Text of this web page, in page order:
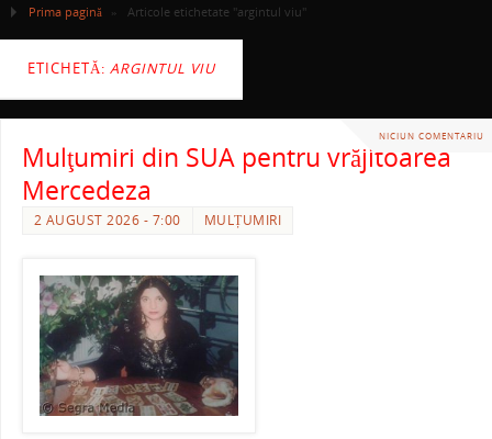
Prima pagină » Articole etichetate "argintul viu"
ETICHETĂ: ARGINTUL VIU
NICIUN COMENTARIU
Mulţumiri din SUA pentru vrăjitoarea
Mercedeza
2 AUGUST 2026 - 7:00 MULȚUMIRI